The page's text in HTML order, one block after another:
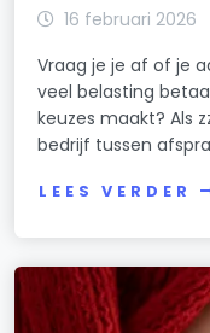
16 februari 2026
Vraag je je af of je
veel belasting
keuzes maakt? Als
bedrijf tussen
LEES VERDER